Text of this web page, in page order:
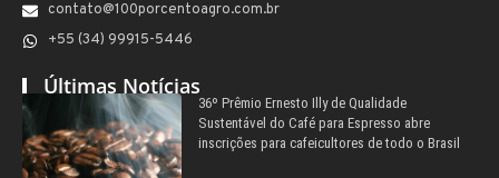
contato@100porcentoagro.com.br
+55 (34) 99915-5446
Últimas Notícias
36º Prêmio Ernesto Illy de Qualidade
Sustentável do Café para Espresso abre
inscrições para cafeicultores de todo o Brasil